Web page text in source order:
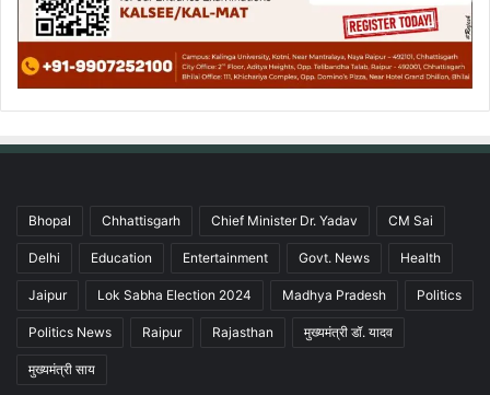
Bhopal Chhattisgarh Chief Minister Dr. Yadav CM Sai
Delhi Education Entertainment Govt. News Health
Jaipur Lok Sabha Election 2024 Madhya Pradesh Politics
Politics News Raipur Rajasthan मुख्यमंत्री डॉ. यादव
मुख्यमंत्री साय